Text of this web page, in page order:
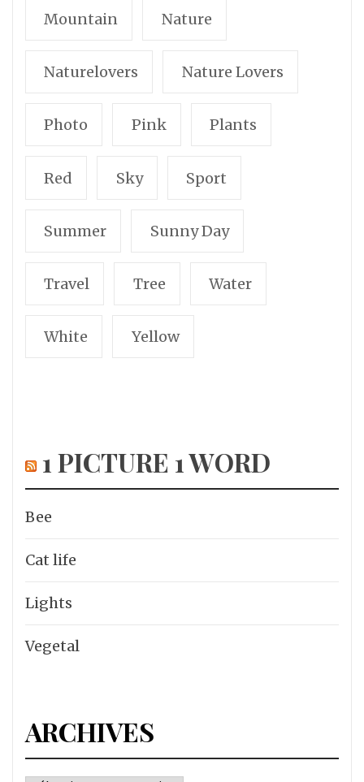
Mountain Nature
Naturelovers Nature Lovers
Photo Pink Plants
Red Sky Sport
Summer Sunny Day
Travel Tree Water
White Yellow
1 PICTURE 1 WORD
Bee
Cat life
Lights
Vegetal
ARCHIVES